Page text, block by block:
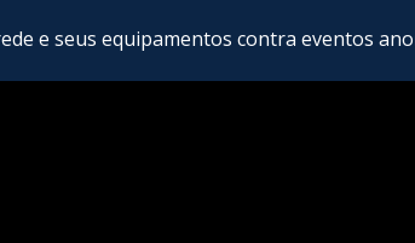
e seus equipamentos contra eventos